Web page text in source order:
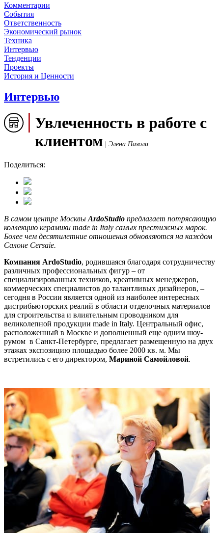
Комментарии
События
Ответственность
Экономический рынок
Техника
Интервью
Тенденции
Проекты
История и Ценности
Интервью
Увлеченность в работе с
клиентом
Элена Пазоли
Поделиться:
В самом центре Москвы ArdoStudio предлагает потрясающую
коллекцию керамики made in Italy самых престижных марок.
Более чем десятилетние отношения обновляются на каждом
Салоне Cersaie.
Компания ArdoStudio, родившаяся благодаря сотрудничеству
различных профессиональных фигур – от
специализированных техников, креативных менеджеров,
коммерческих специалистов до талантливых дизайнеров, –
сегодня в России является одной из наиболее интересных
дистрибьюторских реалий в области отделочных материалов
для строительства и влиятельным проводником для
великолепной продукции made in Italy. Центральный офис,
расположенный в Москве и дополненный еще одним шоу-
румом в Санкт-Петербурге, предлагает размещенную на двух
этажах экспозицию площадью более 2000 кв. м. Мы
встретились с его директором, Мариной Самойловой.